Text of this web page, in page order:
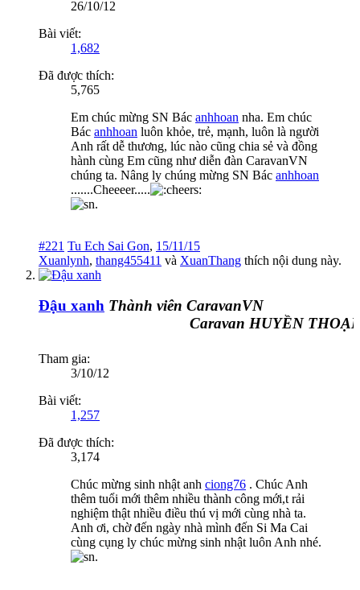
26/10/12
Bài viết:
1,682
Đã được thích:
5,765
Em chúc mừng SN Bác anhhoan nha. Em chúc
Bác anhhoan luôn khỏe, trẻ, mạnh, luôn là người
Anh rất dễ thương, lúc nào cũng chia sẻ và đồng
hành cùng Em cũng như diễn đàn CaravanVN
chúng ta. Nâng ly chúng mừng SN Bác anhhoan
.......Cheeeer.....
#221 Tu Ech Sai Gon, 15/11/15
Xuanlynh, thang455411 và XuanThang thích nội dung này.
Đậu xanh Thành viên CaravanVN
Caravan HUYỀN THOẠI
Tham gia:
3/10/12
Bài viết:
1,257
Đã được thích:
3,174
Chúc mừng sinh nhật anh ciong76 . Chúc Anh
thêm tuổi mới thêm nhiều thành công mới,t rải
nghiệm thật nhiều điều thú vị mới cùng nhà ta.
Anh ơi, chờ đến ngày nhà mình đến Si Ma Cai
cùng cụng ly chúc mừng sinh nhật luôn Anh nhé.